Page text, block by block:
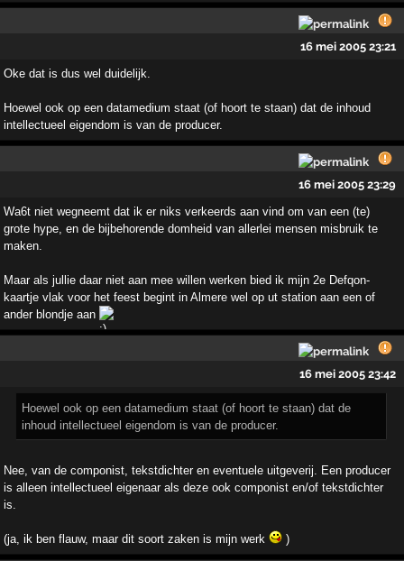
16 mei 2005 23:21
Oke dat is dus wel duidelijk.
Hoewel ook op een datamedium staat (of hoort te staan) dat de inhoud
intellectueel eigendom is van de producer.
16 mei 2005 23:29
Wa6t niet wegneemt dat ik er niks verkeerds aan vind om van een (te)
grote hype, en de bijbehorende domheid van allerlei mensen misbruik te
maken.
Maar als jullie daar niet aan mee willen werken bied ik mijn 2e Defqon-
kaartje vlak voor het feest begint in Almere wel op ut station aan een of
ander blondje aan
16 mei 2005 23:42
Hoewel ook op een datamedium staat (of hoort te staan) dat de
inhoud intellectueel eigendom is van de producer.
Nee, van de componist, tekstdichter en eventuele uitgeverij. Een producer
is alleen intellectueel eigenaar als deze ook componist en/of tekstdichter
is.
(ja, ik ben flauw, maar dit soort zaken is mijn werk )